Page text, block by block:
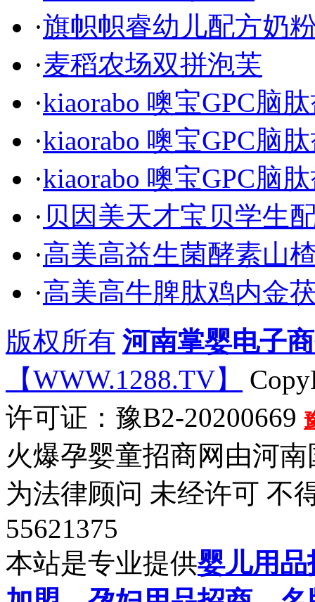
·旗帜帜睿幼儿配方奶
·麦稻农场双拼泡芙
·kiaorabo 噢宝GPC脑
·kiaorabo 噢宝GPC脑
·kiaorabo 噢宝GPC脑
· 贝因美天才宝贝学生
·高美高益生菌酵素山
·高美高牛脾肽鸡内金
版权所有 河南掌婴电子
【WWW.1288.TV】
许可证：豫B2-20200669
火爆孕婴童招商网由河
为法律顾问 未经许可 不
55621375
本站是专业提供婴儿用品